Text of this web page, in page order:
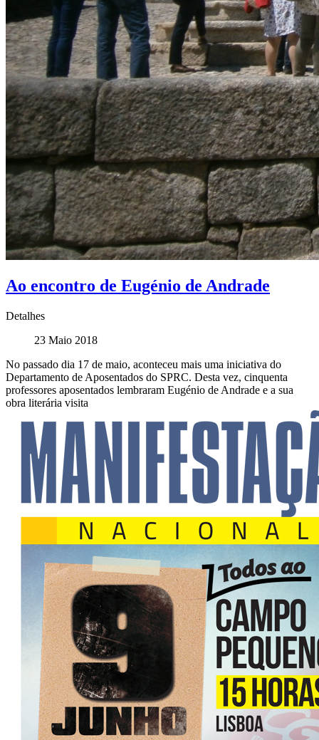
Ao encontro de Eugénio de Andrade
Detalhes
23 Maio 2018
No passado dia 17 de maio, aconteceu mais uma iniciativa do
Departamento de Aposentados do SPRC. Desta vez, cinquenta
professores aposentados lembraram Eugénio de Andrade e a sua
obra literária visita